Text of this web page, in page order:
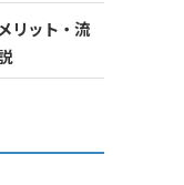
リット・流